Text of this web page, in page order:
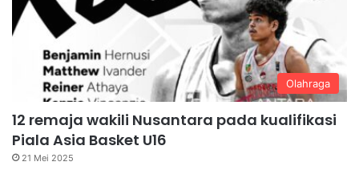
Olahraga
12 remaja wakili Nusantara pada kualifikasi
Piala Asia Basket U16
21 Mei 2025